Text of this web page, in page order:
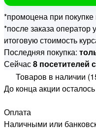
*промоцена при
*после заказа оператор
итоговую стоимость
Последняя покупка:
Сейчас8 посетителей
Товаров в наличии
До конца акции осталось
Оплата
Наличными или